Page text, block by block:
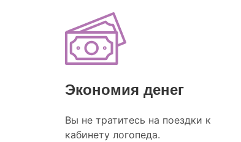
Экономия денег
Вы не тратитесь на поездки к
кабинету логопеда.